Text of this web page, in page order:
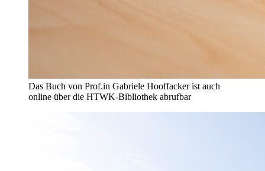
Das Buch von Prof.in Gabriele Hooffacker ist auch
online über die HTWK-Bibliothek abrufbar